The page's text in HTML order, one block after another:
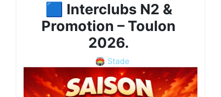
🟦 Interclubs N2 &
Promotion – Toulon
2026.
🏟️ Stade